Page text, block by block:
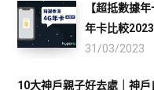
【超抵數據
年卡比較2023
31/03/2023
10大神戶親子好去處｜神